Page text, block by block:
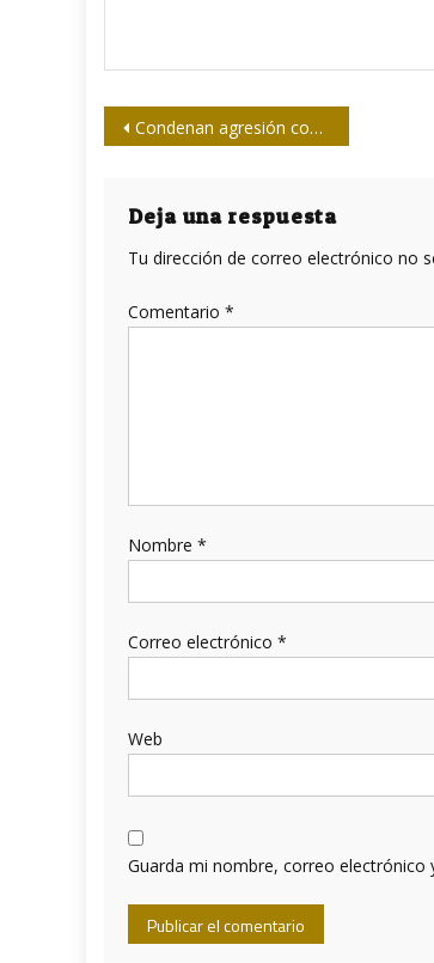
Navegación
entradas
Condenan agresión contra periodistas durante protestas en Haití
Deja una respuesta
Tu dirección de correo electrónico no
Comentario *
Nombre *
Correo electrónico *
Web
Guarda mi nombre, correo electrónico